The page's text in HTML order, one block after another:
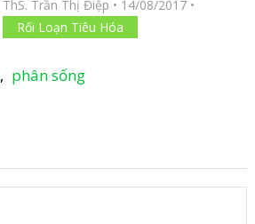
ThS. Trần Thị Điệp • 14/08/2017•
Rối Loạn Tiêu Hóa
, phân sống